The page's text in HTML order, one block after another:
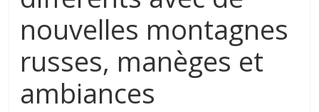
nouvelles montagnes
russes, manèges et
ambiances